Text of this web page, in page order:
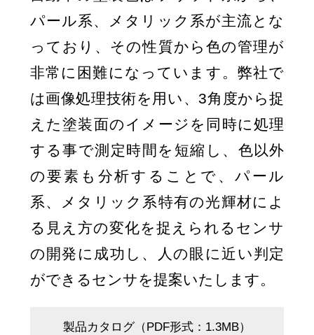
パール系、メタリック系が主流とな
っており、その性質から色の管理が
非常に困難になっています。弊社で
は画像処理技術を用い、3角度から捉
えた塗装面のイメージを同時に処理
する事で測定時間を短縮し、色以外
の要素も分析することで、パール
系、メタリック系特有の光輝材によ
る見え方の変化を捉えられるセンサ
の開発に成功し、人の眼に近い判定
ができるセンサを提案いたします。
製品カタログ（PDF形式：1.3MB）